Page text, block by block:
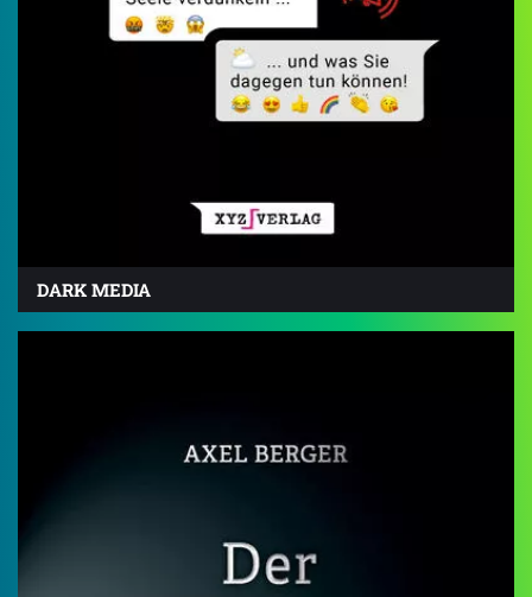
DARK MEDIA